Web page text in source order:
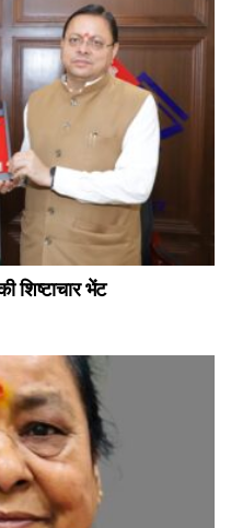
शिष्टाचार भेंट